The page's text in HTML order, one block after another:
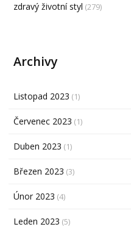
zdravý životní styl (279)
Archivy
Listopad 2023 (1)
Červenec 2023 (1)
Duben 2023 (1)
Březen 2023 (3)
Únor 2023 (4)
Leden 2023 (5)